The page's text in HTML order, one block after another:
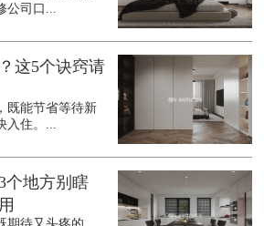
公司口...
这5个诀窍请
既能节省等待新
入住。...
个地方别瞎